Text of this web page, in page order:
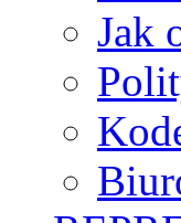
Jak